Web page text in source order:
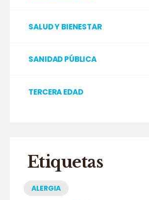
SALUD Y BIENESTAR
SANIDAD PÚBLICA
TERCERA EDAD
Etiquetas
ALERGIA